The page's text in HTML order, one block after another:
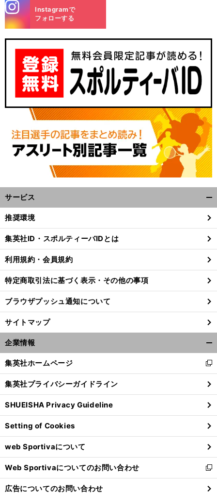
ブ
。
一
」
m
Instagramで
フォローする
サービス
閉
る
推奨環境
集英社ID・スポルティーバIDとは
利用規約・会員規約
特定商取引法に基づく表示・その他の事項
ブラウザプッシュ通知について
サイトマップ
企業情報
閉
る
集英社ホームページ
新
し
い
ウ
ィ
ン
ド
ウ
で
開
く
集英社プライバシーガイドライン
SHUEISHA Privacy Guideline
Setting of Cookies
web Sportivaについて
Web Sportivaについてのお問い合わせ
新
し
い
広告についてのお問い合わせ